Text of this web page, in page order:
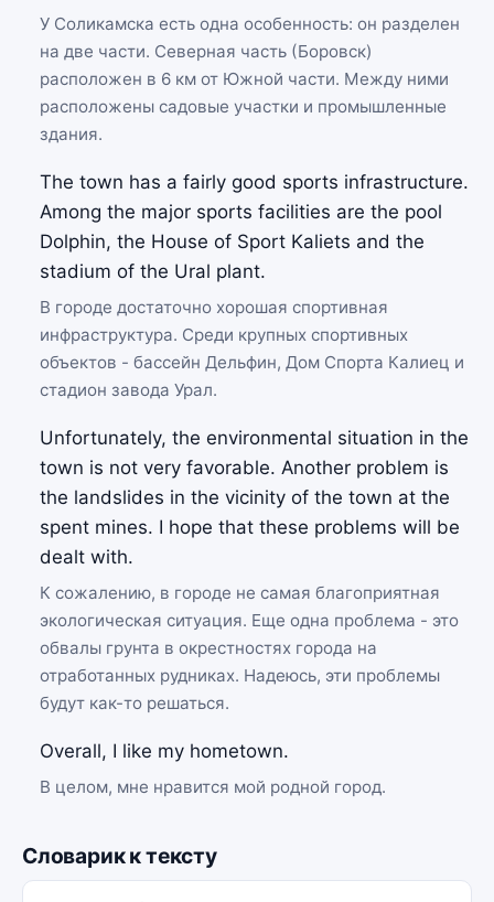
У Соликамска есть одна особенность: он разделен
на две части. Северная часть (Боровск)
расположен в 6 км от Южной части. Между ними
расположены садовые участки и промышленные
здания.
The town has a fairly good sports infrastructure.
Among the major sports facilities are the pool
Dolphin, the House of Sport Kaliets and the
stadium of the Ural plant.
В городе достаточно хорошая спортивная
инфраструктура. Среди крупных спортивных
объектов - бассейн Дельфин, Дом Спорта Калиец и
стадион завода Урал.
Unfortunately, the environmental situation in the
town is not very favorable. Another problem is
the landslides in the vicinity of the town at the
spent mines. I hope that these problems will be
dealt with.
К сожалению, в городе не самая благоприятная
экологическая ситуация. Еще одна проблема - это
обвалы грунта в окрестностях города на
отработанных рудниках. Надеюсь, эти проблемы
будут как-то решаться.
Overall, I like my hometown.
В целом, мне нравится мой родной город.
Словарик к тексту